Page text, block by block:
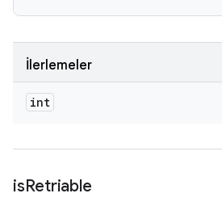
İlerlemeler
int
isRetriable